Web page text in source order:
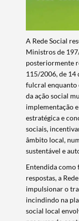
A Rede Social
Ministros de
posteriormente
115/2006, de 14
fulcral
da ação social
implementação
estratégica e
sociais,
âmbito local,
sustentável e
Entendida como
respostas, a
impulsionar o
incindindo na
social local